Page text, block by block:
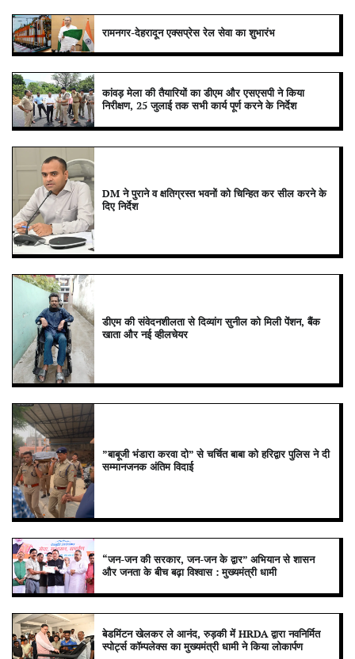
रामनगर-देहरादून एक्सप्रेस रेल सेवा का शुभारंभ
कांवड़ मेला की तैयारियों का डीएम और एसएसपी ने किया
निरीक्षण, 25 जुलाई तक सभी कार्य पूर्ण करने के निर्देश
DM ने पुराने व क्षतिग्रस्त भवनों को चिन्हित कर सील करने के
दिए निर्देश
डीएम की संवेदनशीलता से दिव्यांग सुनील को मिली पेंशन, बैंक
खाता और नई व्हीलचेयर
”बाबूजी भंडारा करवा दो” से चर्चित बाबा को हरिद्वार पुलिस ने दी
सम्मानजनक अंतिम विदाई
“जन-जन की सरकार, जन-जन के द्वार” अभियान से शासन
और जनता के बीच बढ़ा विश्वास : मुख्यमंत्री धामी
बेडमिंटन खेलकर ले आनंद, रुड़की में HRDA द्वारा नवनिर्मित
स्पोर्ट्स कॉम्पलेक्स का मुख्यमंत्री धामी ने किया लोकार्पण